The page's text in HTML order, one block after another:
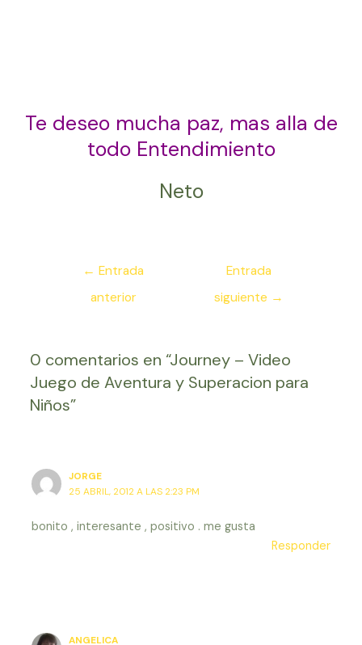
Te deseo mucha paz, mas alla de
todo Entendimiento
Neto
Navegación
entradas
← Entrada
anterior
Entrada
siguiente →
0 comentarios en “Journey – Video
Juego de Aventura y Superacion para
Niños”
JORGE
25 ABRIL, 2012 A LAS 2:23 PM
bonito , interesante , positivo . me gusta
Responder
ANGELICA